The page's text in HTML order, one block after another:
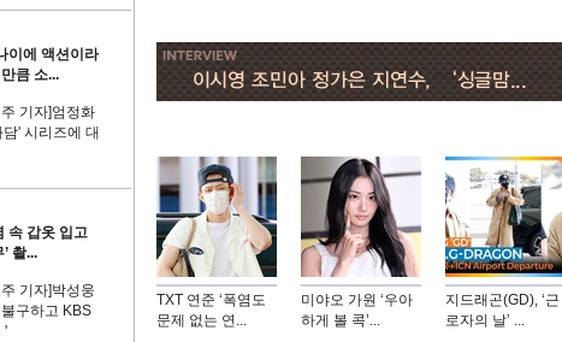
이에 액션이라
큼 소...
기자]엄정화
' 시리즈에 대
속 갑옷 입고
촬...
기자]박성웅
구하고 KBS
'
TXT 연준 ‘폭염도
문제 없는 연...
미야오 가원 ‘우아
하게 볼 콕’...
지드래곤(GD), ‘근
로자의 날’ ...